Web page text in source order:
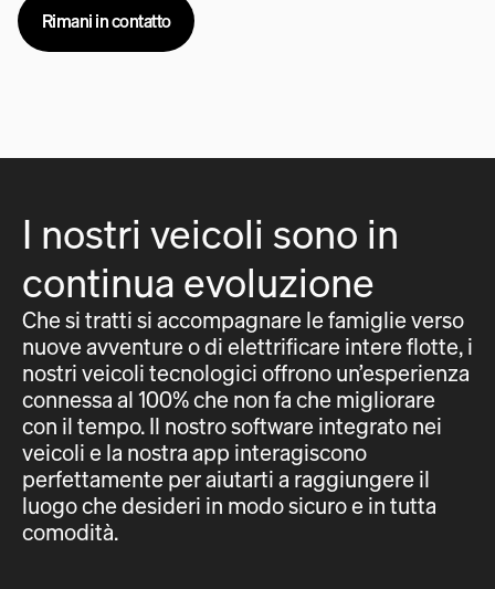
Rimani in contatto
I nostri veicoli sono in
continua evoluzione
Che si tratti si accompagnare le famiglie verso
nuove avventure o di elettrificare intere flotte, i
nostri veicoli tecnologici offrono un’esperienza
connessa al 100% che non fa che migliorare
con il tempo. Il nostro software integrato nei
veicoli e la nostra app interagiscono
perfettamente per aiutarti a raggiungere il
luogo che desideri in modo sicuro e in tutta
comodità.